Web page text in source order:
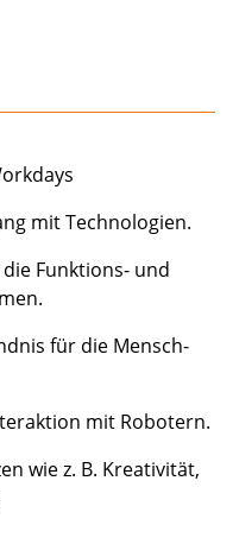
mit Technologien.
Funktions- und
für die Mensch-
mit Robotern.
wie z. B. Kreativität,